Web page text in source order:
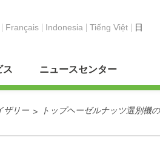
Français Indonesia Tiếng Việt
日
ス ニュースセンター
ザリー > トップヘーゼルナッツ選別機